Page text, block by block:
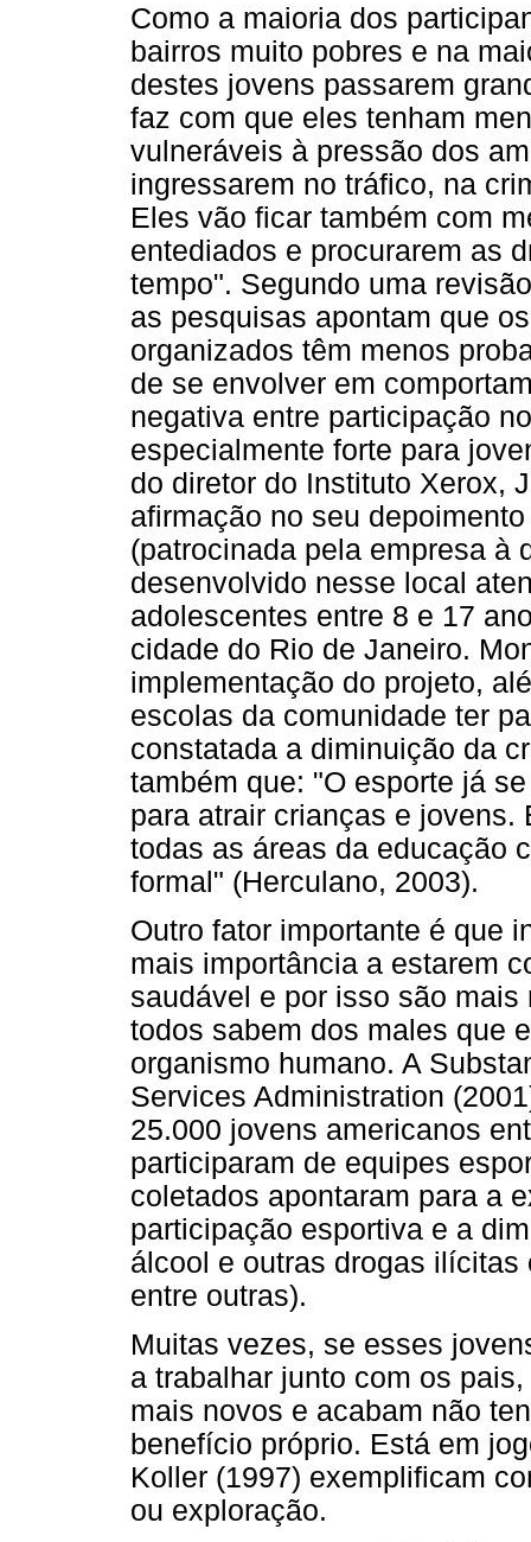
Como a maioria dos
bairros muito pobres e na
destes jovens passarem
faz com que eles tenham
vulneráveis à pressão dos
ingressarem no tráfico, na
Eles vão ficar também com
entediados e procurarem as
tempo". Segundo uma
as pesquisas apontam que
organizados têm menos
de se envolver em
negativa entre participação
especialmente forte para
do diretor do Instituto Xerox,
afirmação no seu
(patrocinada pela empresa à
desenvolvido nesse local
adolescentes entre 8 e 17
cidade do Rio de Janeiro.
implementação do projeto,
escolas da comunidade ter
constatada a diminuição da
também que: "O esporte já
para atrair crianças e
todas as áreas da educação
formal" (Herculano, 2003).
Outro fator importante é que
mais importância a estarem
saudável e por isso são
todos sabem dos males que
organismo humano. A
Services Administration
25.000 jovens americanos
participaram de equipes
coletados apontaram para a
participação esportiva e a
álcool e outras drogas
entre outras).
Muitas vezes, se esses
a trabalhar junto com os
mais novos e acabam não
benefício próprio. Está em
Koller (1997) exemplificam
ou exploração.